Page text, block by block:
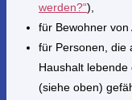
werden?“),
für Bewohner
für Personen, die
Haushalt
(siehe oben)